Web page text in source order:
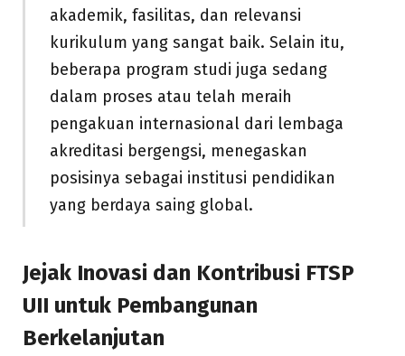
akademik, fasilitas, dan relevansi
kurikulum yang sangat baik. Selain itu,
beberapa program studi juga sedang
dalam proses atau telah meraih
pengakuan internasional dari lembaga
akreditasi bergengsi, menegaskan
posisinya sebagai institusi pendidikan
yang berdaya saing global.
Jejak Inovasi dan Kontribusi FTSP
UII untuk Pembangunan
Berkelanjutan